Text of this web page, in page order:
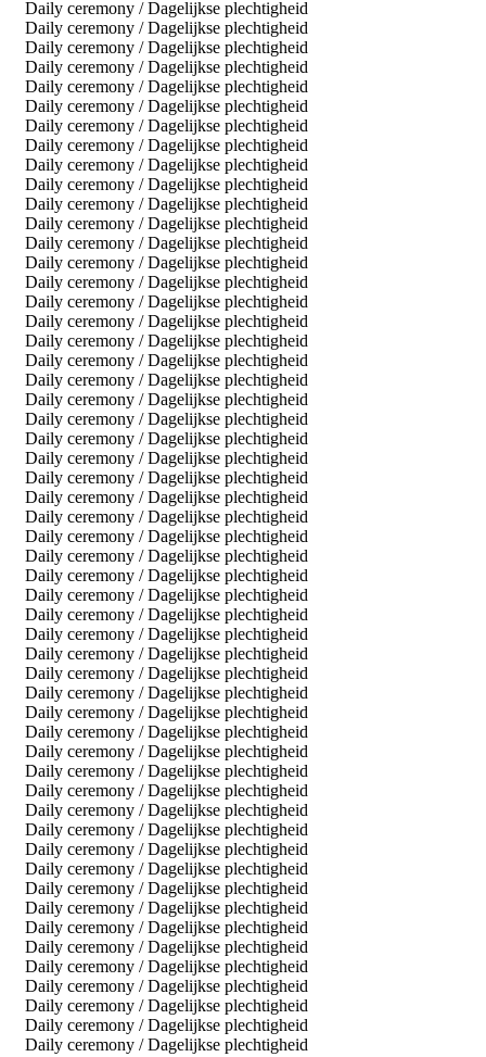
Daily ceremony / Dagelijkse plechtigheid
Daily ceremony / Dagelijkse plechtigheid
Daily ceremony / Dagelijkse plechtigheid
Daily ceremony / Dagelijkse plechtigheid
Daily ceremony / Dagelijkse plechtigheid
Daily ceremony / Dagelijkse plechtigheid
Daily ceremony / Dagelijkse plechtigheid
Daily ceremony / Dagelijkse plechtigheid
Daily ceremony / Dagelijkse plechtigheid
Daily ceremony / Dagelijkse plechtigheid
Daily ceremony / Dagelijkse plechtigheid
Daily ceremony / Dagelijkse plechtigheid
Daily ceremony / Dagelijkse plechtigheid
Daily ceremony / Dagelijkse plechtigheid
Daily ceremony / Dagelijkse plechtigheid
Daily ceremony / Dagelijkse plechtigheid
Daily ceremony / Dagelijkse plechtigheid
Daily ceremony / Dagelijkse plechtigheid
Daily ceremony / Dagelijkse plechtigheid
Daily ceremony / Dagelijkse plechtigheid
Daily ceremony / Dagelijkse plechtigheid
Daily ceremony / Dagelijkse plechtigheid
Daily ceremony / Dagelijkse plechtigheid
Daily ceremony / Dagelijkse plechtigheid
Daily ceremony / Dagelijkse plechtigheid
Daily ceremony / Dagelijkse plechtigheid
Daily ceremony / Dagelijkse plechtigheid
Daily ceremony / Dagelijkse plechtigheid
Daily ceremony / Dagelijkse plechtigheid
Daily ceremony / Dagelijkse plechtigheid
Daily ceremony / Dagelijkse plechtigheid
Daily ceremony / Dagelijkse plechtigheid
Daily ceremony / Dagelijkse plechtigheid
Daily ceremony / Dagelijkse plechtigheid
Daily ceremony / Dagelijkse plechtigheid
Daily ceremony / Dagelijkse plechtigheid
Daily ceremony / Dagelijkse plechtigheid
Daily ceremony / Dagelijkse plechtigheid
Daily ceremony / Dagelijkse plechtigheid
Daily ceremony / Dagelijkse plechtigheid
Daily ceremony / Dagelijkse plechtigheid
Daily ceremony / Dagelijkse plechtigheid
Daily ceremony / Dagelijkse plechtigheid
Daily ceremony / Dagelijkse plechtigheid
Daily ceremony / Dagelijkse plechtigheid
Daily ceremony / Dagelijkse plechtigheid
Daily ceremony / Dagelijkse plechtigheid
Daily ceremony / Dagelijkse plechtigheid
Daily ceremony / Dagelijkse plechtigheid
Daily ceremony / Dagelijkse plechtigheid
Daily ceremony / Dagelijkse plechtigheid
Daily ceremony / Dagelijkse plechtigheid
Daily ceremony / Dagelijkse plechtigheid
Daily ceremony / Dagelijkse plechtigheid